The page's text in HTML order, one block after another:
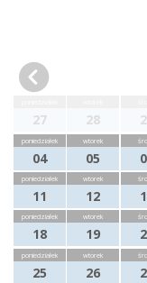
27 28
poniedziałek
04
wtorek
05
poniedziałek
11
wtorek
12
poniedziałek
18
wtorek
19
poniedziałek
25
wtorek
26